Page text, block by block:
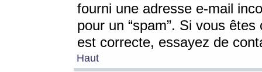
fourni une adresse e-mail
pour un “spam”. Si vous
est correcte, essayez de
Haut